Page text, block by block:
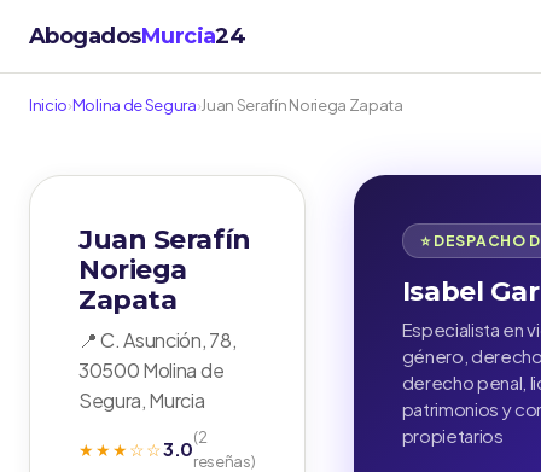
AbogadosMurcia24
Inicio›Molina de Segura›Juan Serafín Noriega Zapata
Juan Serafín
Noriega
Zapata
📍 C. Asunción, 78,
30500 Molina de
Segura, Murcia
★★★☆☆3.0(2
reseñas)
⭐ DESPACHO
Isabel
Especialista en
género,
derecho penal,
patrimonios y
propietarios